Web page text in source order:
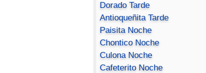
Dorado Tarde
Antioqueñita Tarde
Paisita Noche
Chontico Noche
Culona Noche
Cafeterito Noche